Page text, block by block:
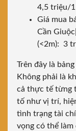
4,5 triệu/
Giá mua
Cần
(<2m): 3
Trên đây là
Không phải là
cả thực tế từng
tố như vị trí,
tình trạng tài
vọng có thể